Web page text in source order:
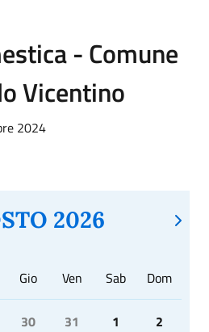
- Comune
Vicentino
2024
2026
Gio Ven Sab Dom
30 31 1 2